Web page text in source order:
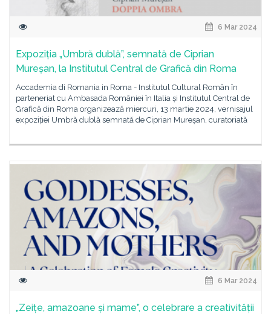
6 Mar 2024
Expoziția „Umbră dublă”, semnată de Ciprian
Mureșan, la Institutul Central de Grafică din Roma
Accademia di Romania in Roma - Institutul Cultural Român în
parteneriat cu Ambasada României în Italia și Institutul Central de
Grafică din Roma organizează miercuri, 13 martie 2024, vernisajul
expoziției Umbră dublă semnată de Ciprian Mureșan, curatoriată
6 Mar 2024
„Zeițe, amazoane și mame”, o celebrare a creativității